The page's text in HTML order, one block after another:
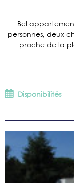
Bel
personnes, deux
proche de la
Disponibilités